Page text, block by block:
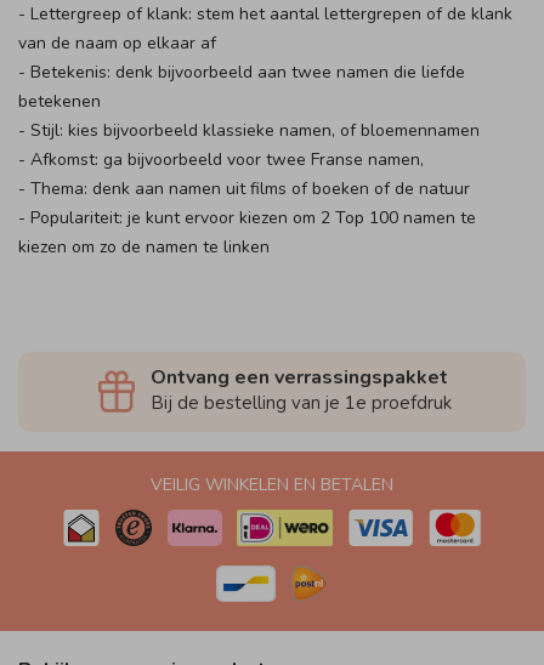
- Lettergreep of klank: stem het aantal lettergrepen of de klank
van de naam op elkaar af
- Betekenis: denk bijvoorbeeld aan twee namen die liefde
betekenen
- Stijl: kies bijvoorbeeld klassieke namen, of bloemennamen
- Afkomst: ga bijvoorbeeld voor twee Franse namen,
- Thema: denk aan namen uit films of boeken of de natuur
- Populariteit: je kunt ervoor kiezen om 2 Top 100 namen te
kiezen om zo de namen te linken
Ontvang een verrassingspakket
Bij de bestelling van je 1e proefdruk
VEILIG WINKELEN EN BETALEN